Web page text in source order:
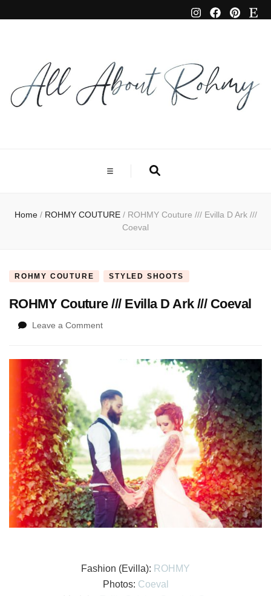
Home / ROHMY COUTURE / ROHMY Couture /// Evilla D Ark ///
Coeval
ROHMY COUTURE STYLED SHOOTS
ROHMY Couture /// Evilla D Ark /// Coeval
Leave a Commenton
D
Ark
///
Coeval
Fashion (Evilla): ROHMY
Photos: Coeval